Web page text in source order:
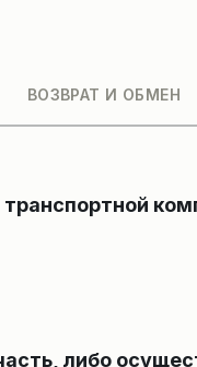
ВОЗВРАТ И ОБМЕН
либо